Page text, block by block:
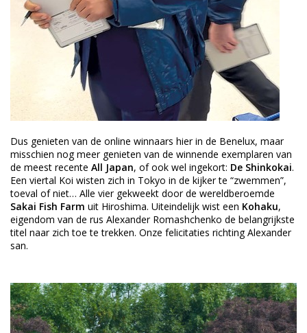
Dus genieten van de online winnaars hier in de Benelux, maar
misschien nog meer genieten van de winnende exemplaren van
de meest recente All Japan, of ook wel ingekort: De Shinkokai.
Een viertal Koi wisten zich in Tokyo in de kijker te “zwemmen”,
toeval of niet… Alle vier gekweekt door de wereldberoemde
Sakai Fish Farm uit Hiroshima. Uiteindelijk wist een Kohaku,
eigendom van de rus Alexander Romashchenko de belangrijkste
titel naar zich toe te trekken. Onze felicitaties richting Alexander
san.